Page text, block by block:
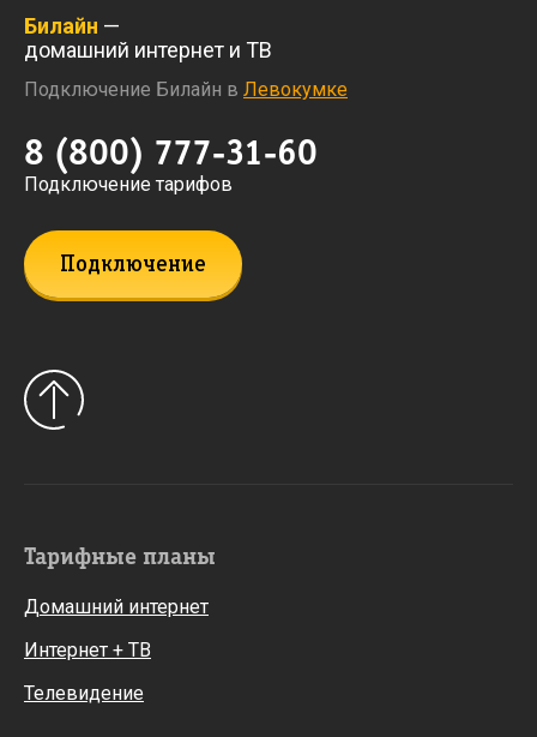
Билайн —
домашний интернет и ТВ
Подключение Билайн в Левокумке
8 (800) 777-31-60
Подключение тарифов
Подключение
Тарифные планы
Домашний интернет
Интернет + ТВ
Телевидение